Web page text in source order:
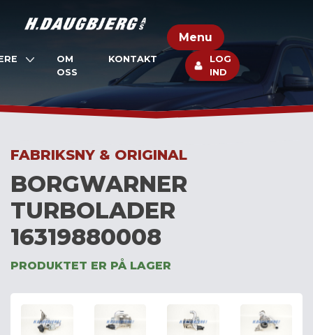
Menu
OM
OSS
KONTAKT
LOG
IND
FABRIKSNY & ORIGINAL
BORGWARNER
TURBOLADER
16319880008
PRODUKTET ER PÅ LAGER